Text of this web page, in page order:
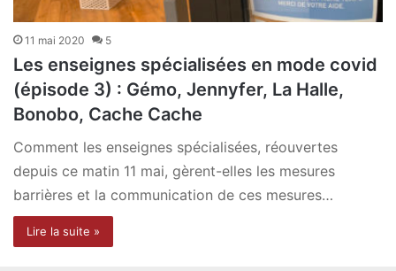
11 mai 2020 5
Les enseignes spécialisées en mode covid
(épisode 3) : Gémo, Jennyfer, La Halle,
Bonobo, Cache Cache
Comment les enseignes spécialisées, réouvertes
depuis ce matin 11 mai, gèrent-elles les mesures
barrières et la communication de ces mesures…
Lire la suite »